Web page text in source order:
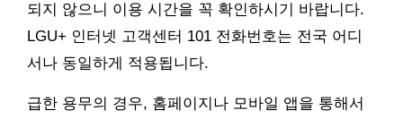
되지 않으니 이용 시간을 꼭 확인하시기 바랍니다.
LGU+ 인터넷 고객센터 101 전화번호는 전국 어디
서나 동일하게 적용됩니다.
급한 용무의 경우, 홈페이지나 모바일 앱을 통해서